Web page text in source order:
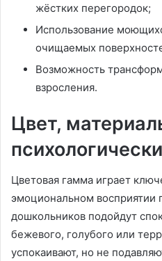
жёстких перегородок;
Использование
очищаемых
Возможность
взросления.
Цвет,
Цветовая гамма играет
эмоциональном восприятии
дошкольников подойдут
бежевого, голубого или
успокаивают, но не